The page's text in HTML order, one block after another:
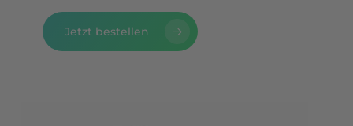
Jetzt bestellen